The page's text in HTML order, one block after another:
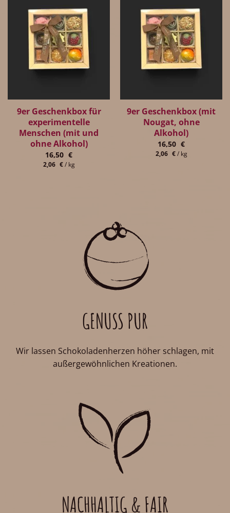
9er Geschenkbox für
experimentelle
Menschen (mit und
ohne Alkohol)
16,50 €
2,06 €/ kg
9er Geschenkbox (mit
Nougat, ohne
Alkohol)
16,50 €
2,06 €/ kg
GENUSS PUR
Wir lassen Schokoladenherzen höher schlagen, mit
außergewöhnlichen Kreationen.
NACHHALTIG & FAIR